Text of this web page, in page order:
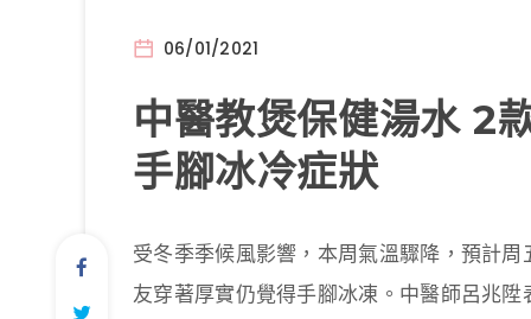
06/01/2021
中醫教煲保健湯水 2
手腳冰冷症狀
受冬季季候風影響，本周氣溫驟降，預計
友穿著厚實仍覺得手腳冰凍。中醫師呂兆